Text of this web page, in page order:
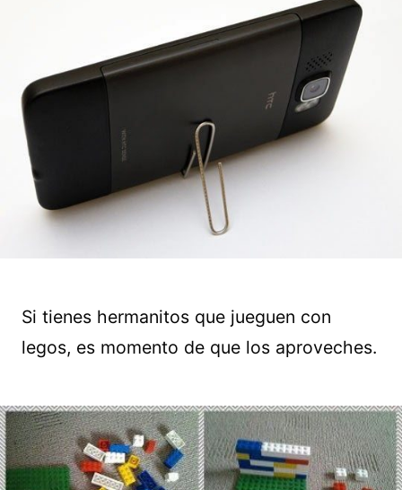
Si tienes hermanitos que jueguen con
legos, es momento de que los aproveches.